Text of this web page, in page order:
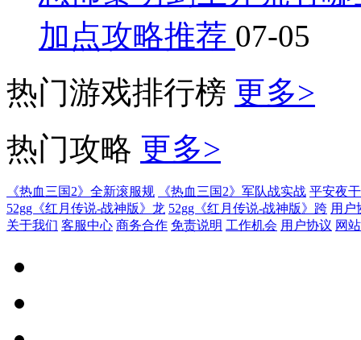
加点攻略推荐 07-05
热门游戏排行榜 更多>
热门攻略 更多>
《热血三国2》全新滚服规 《热血三国2》军队战实战 平安夜
52gg《红月传说-战神版》龙 52gg《红月传说-战神版》跨 用户
关于我们 客服中心 商务合作 免责说明 工作机会 用户协议 网